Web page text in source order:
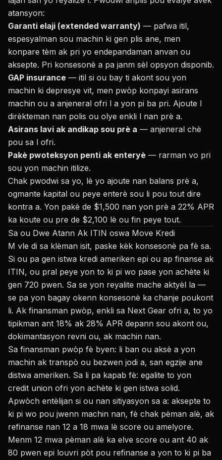
atansyon:
Garanti elaji (extended warranty) — pafwa itil,
espesyalman sou machin ki gen plis ane, men
konpare tèm ak pri yo endepandaman anvan ou
aksepte. Pri konsesonè a pa janm sèl opsyon disponib.
GAP insurance — itil si ou bay ti akont sou yon
machin ki depresye vit, men pwòp konpayi asirans
machin ou a anjeneral ofri l a yon pi ba pri. Ajoute l
dirèkteman nan polis ou olye enkli l nan prè a.
Asirans lavi ak andikap sou prè a — anjeneral chè
pou sa l ofri.
Pakè pwoteksyon penti ak enteryè — rarman vo pri
sou yon machin itilize.
Chak pwodwi sa yo, lè yo ajoute nan balans prè a,
ogmante kapital ou peye enterè sou li pou tout dire
kontra a. Yon pakè de $1,500 nan yon prè a 22% APR
ka koute ou pre de $2,100 lè ou fin peye tout.
Sa ou Dwe Atann Ak ITIN oswa Move Kredi
M vle di sa klèman isit, paske kèk konsesonè pa fè sa.
Si ou pa gen istwa kredi ameriken epi ou ap finanse ak
ITIN, ou pral peye yon to ki pi wo pase yon achète ki
gen 720 pwen. Sa se yon reyalite mache aktyèl la —
se pa yon bagay okenn konsesonè ka chanje poukont
li. Ak finansman pwòp, enkli sa Next Gear ofri a, to yo
tipikman ant 18% ak 28% APR depann sou akont ou,
dokimantasyon revni ou, ak machin nan.
Sa finansman pwòp fè byen: li ban ou aksè a yon
machin ak transpò ou bezwen jodi a, san egzije ane
distwa ameriken. Sa li pa kapab fè: egalite to yon
credit union ofri yon achète ki gen istwa solid.
Apwòch entèlijan si ou nan sitiyasyon sa a: aksepte to
ki pi wo pou jwenn machin nan, fè chak pèman alè, ak
refinanse nan 12 a 18 mwa lè score ou amelyore.
Menm 12 mwa pèman alè ka elve score ou ant 40 ak
80 pwen epi louvri pòt pou refinanse a yon to ki pi ba